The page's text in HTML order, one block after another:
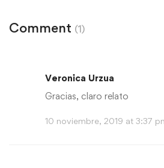
Comment (1)
Veronica Urzua
Gracias, claro relato
10 noviembre, 2019 at 3:37